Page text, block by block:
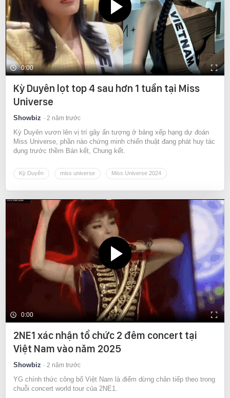
0:00
Kỳ Duyên lọt top 4 sau hơn 1 tuần tại Miss
Universe
Showbiz 2 năm trước
Kỳ Duyên vươn lên vị trí gây ấn tượng ở bảng xếp hạng dự đoán
Miss Universe, phần nào chứng minh chiến thuật đang phát huy tác
dụng trước thềm Bán kết, Chung kết.
Kỳ Duyên miss universe Miss Universe 2024
0:00
2NE1 xác nhận tổ chức 2 đêm concert tại
Việt Nam vào năm 2025
Showbiz 2 năm trước
YG chính thức công bố Việt Nam là điểm dừng chân tiếp theo trong
chuỗi concert world tour của 2NE1.